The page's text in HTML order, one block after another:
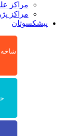
مراکز
مراکز
پیشکسوتان